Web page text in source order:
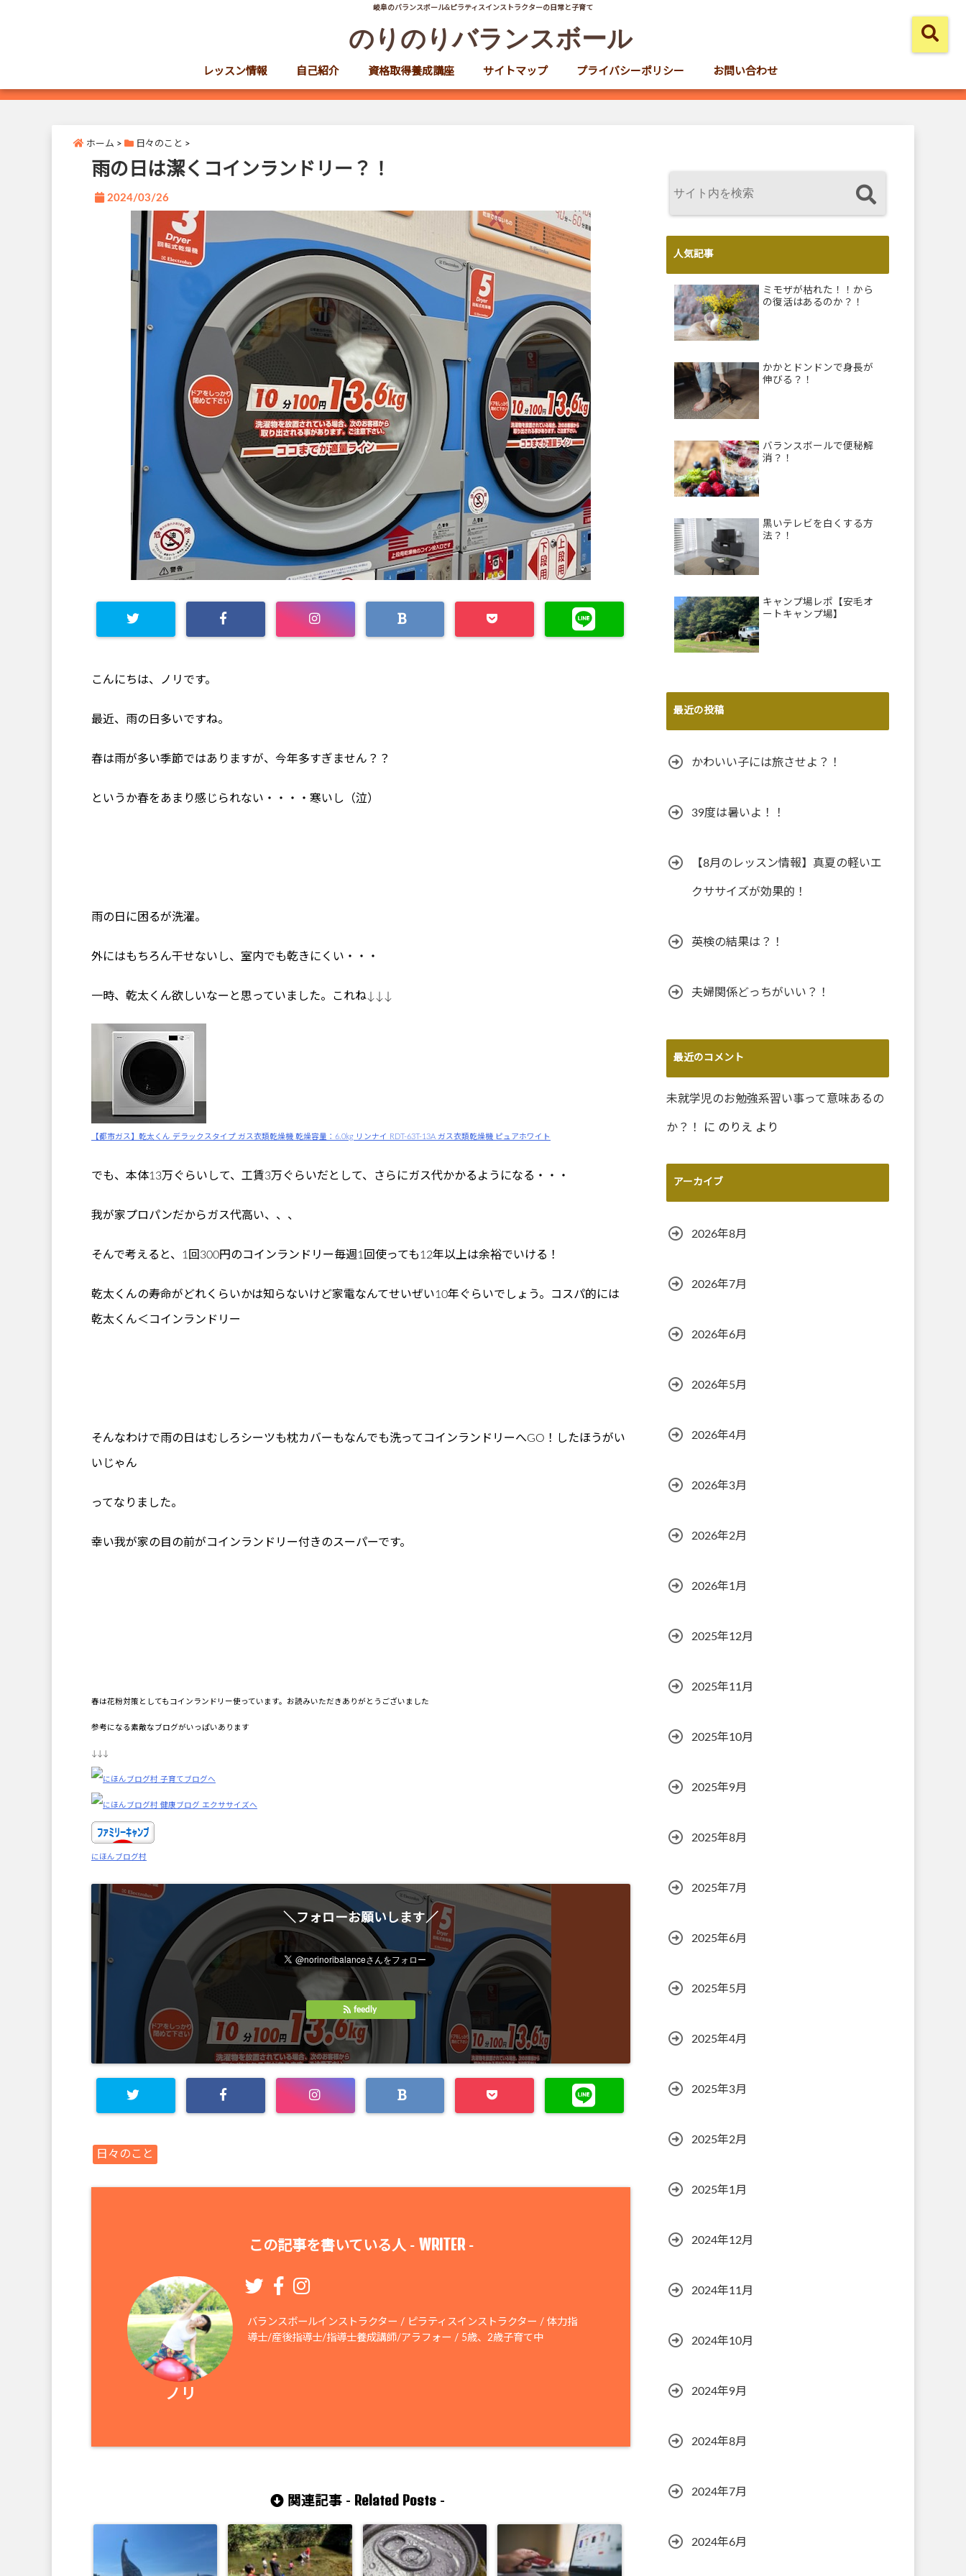
岐阜のバランスボール&ピラティスインストラクターの日常と子育て
のりのりバランスボール
レッスン情報 自己紹介 資格取得養成講座 サイトマップ プライバシーポリシー お問い合わせ
ホーム > 日々のこと >
雨の日は潔くコインランドリー？！
2024/03/26
こんにちは、ノリです。
最近、雨の日多いですね。
春は雨が多い季節ではありますが、今年多すぎません？？
というか春をあまり感じられない・・・・寒いし（泣）
雨の日に困るが洗濯。
外にはもちろん干せないし、室内でも乾きにくい・・・
一時、乾太くん欲しいなーと思っていました。これね↓↓↓
【都市ガス】乾太くん デラックスタイプ ガス衣類乾燥機 乾燥容量：6.0kg リンナイ RDT-63T-13A ガス衣類乾燥機 ピュアホワイト
でも、本体13万ぐらいして、工賃3万ぐらいだとして、さらにガス代かかるようになる・・・
我が家プロパンだからガス代高い、、、
そんで考えると、1回300円のコインランドリー毎週1回使っても12年以上は余裕でいける！
乾太くんの寿命がどれくらいかは知らないけど家電なんてせいぜい10年ぐらいでしょう。コスパ的には
乾太くん＜コインランドリー
そんなわけで雨の日はむしろシーツも枕カバーもなんでも洗ってコインランドリーへGO！したほうがい
いじゃん
ってなりました。
幸い我が家の目の前がコインランドリー付きのスーパーです。
春は花粉対策としてもコインランドリー使っています。お読みいただきありがとうございました
参考になる素敵なブログがいっぱいあります
↓↓↓
にほんブログ村
＼フォローお願いします／
feedly
日々のこと
この記事を書いている人 - WRITER-
ノリ
バランスボールインストラクター / ピラティスインストラクター / 体力指
導士/産後指導士/指導士養成講師/アラフォー / 5歳、2歳子育て中
関連記事 - Related Posts-
人気記事
ミモザが枯れた！！から
の復活はあるのか？！
かかとドンドンで身長が
伸びる？！
バランスボールで便秘解
消？！
黒いテレビを白くする方
法？！
キャンプ場レポ【安毛オ
ートキャンプ場】
最近の投稿
かわいい子には旅させよ？！
39度は暑いよ！！
【8月のレッスン情報】真夏の軽いエ
クササイズが効果的！
英検の結果は？！
夫婦関係どっちがいい？！
最近のコメント
未就学児のお勉強系習い事って意味あるの
か？！ に のりえ より
アーカイブ
2026年8月
2026年7月
2026年6月
2026年5月
2026年4月
2026年3月
2026年2月
2026年1月
2025年12月
2025年11月
2025年10月
2025年9月
2025年8月
2025年7月
2025年6月
2025年5月
2025年4月
2025年3月
2025年2月
2025年1月
2024年12月
2024年11月
2024年10月
2024年9月
2024年8月
2024年7月
2024年6月